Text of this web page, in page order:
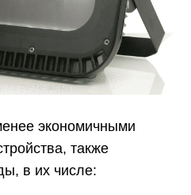
экономичными
также
в их числе: